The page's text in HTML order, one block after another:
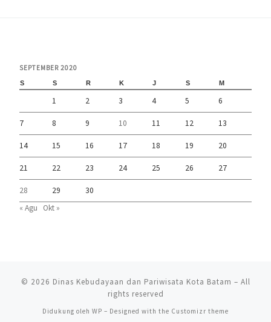
SEPTEMBER 2020
S S R K J S M
1 2 3 4 5 6
7 8 9 10 11 12 13
14 15 16 17 18 19 20
21 22 23 24 25 26 27
28 29
30
« Agu
Okt »
© 2026 Dinas Kebudayaan dan Pariwisata Kota Batam – All
rights reserved
Didukung oleh WP – Designed with the Customizr theme